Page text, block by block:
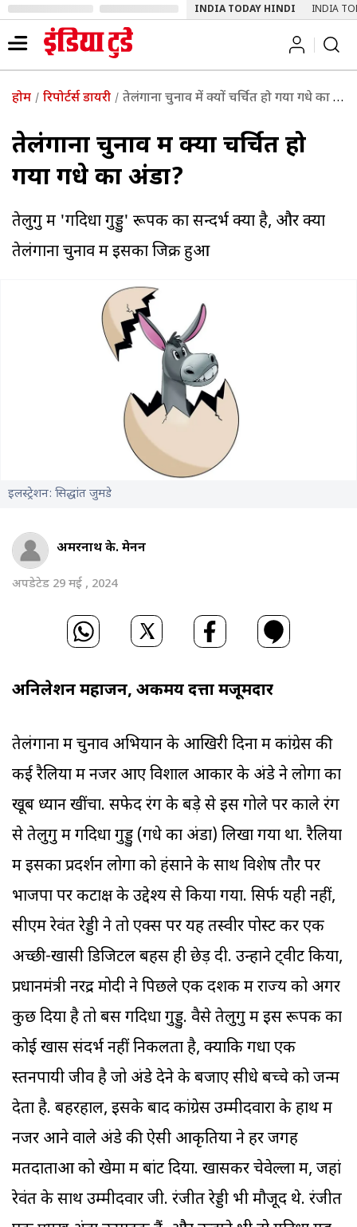
INDIA TODAY HINDI INDIA
होम रिपोर्टर्स डायरी तेलंगाना चुनाव में क्यों चर्चित हो गया गधे का अंडा?
तेलंगाना चुनाव में क्यों चर्चित हो
गया गधे का अंडा?
तेलुगु में 'गदिधा गुड्डु' रूपक का सन्दर्भ क्या है, और क्यों
तेलंगाना चुनाव में इसका जिक्र हुआ
इलस्ट्रेशन: सिद्धांत जुमडे
अमरनाथ के. मेनन
अपडेटेड 29 मई , 2024
अनिलेशन महाजन, अर्कमय दत्ता मजूमदार
तेलंगाना में चुनाव अभियान के आखिरी दिनों में कांग्रेस की
कई रैलियों में नजर आए विशाल आकार के अंडे ने लोगों का
खूब ध्यान खींचा. सफेद रंग के बड़े से इस गोले पर काले रंग
से तेलुगु में गदिधा गुड्डु (गधे का अंडा) लिखा गया था. रैलियों
में इसका प्रदर्शन लोगों को हंसाने के साथ विशेष तौर पर
भाजपा पर कटाक्ष के उद्देश्य से किया गया. सिर्फ यही नहीं,
सीएम रेवंत रेड्डी ने तो एक्स पर यह तस्वीर पोस्ट कर एक
अच्छी-खासी डिजिटल बहस ही छेड़ दी. उन्होंने ट्वीट किया,
प्रधानमंत्री नरेंद्र मोदी ने पिछले एक दशक में राज्य को अगर
कुछ दिया है तो बस गदिधा गुड्डु. वैसे तेलुगु में इस रूपक का
कोई खास संदर्भ नहीं निकलता है, क्योंकि गधा एक
स्तनपायी जीव है जो अंडे देने के बजाए सीधे बच्चे को जन्म
देता है. बहरहाल, इसके बाद कांग्रेस उम्मीदवारों के हाथ में
नजर आने वाले अंडे की ऐसी आकृतियों ने हर जगह
मतदाताओं को खेमों में बांट दिया. खासकर चेवेल्ला में, जहां
रेवंत के साथ उम्मीदवार जी. रंजीत रेड्डी भी मौजूद थे. रंजीत